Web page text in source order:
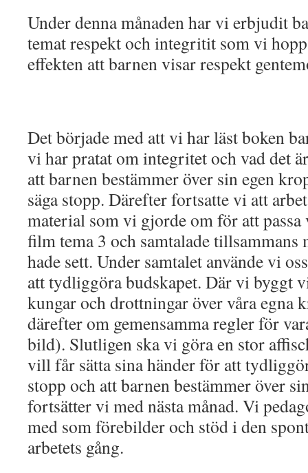
Under denna månaden har vi erbjudit
temat respekt och integritit som vi
effekten att barnen visar respekt
Det började med att vi har läst boken
vi har pratat om integritet och vad det
att barnen bestämmer över sin egen
säga stopp. Därefter fortsatte vi att
material som vi gjorde om för att
film tema 3 och samtalade tillsammans
hade sett. Under samtalet använde vi
att tydliggöra budskapet. Där vi byggt
kungar och drottningar över våra egna
därefter om gemensamma regler för
bild). Slutligen ska vi göra en stor
vill får sätta sina händer för att
stopp och att barnen bestämmer över
fortsätter vi med nästa månad. Vi
med som förebilder och stöd i den
arbetets gång.